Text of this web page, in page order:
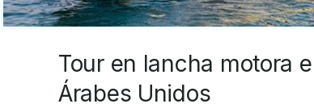
Tour en lancha motora
Árabes Unidos